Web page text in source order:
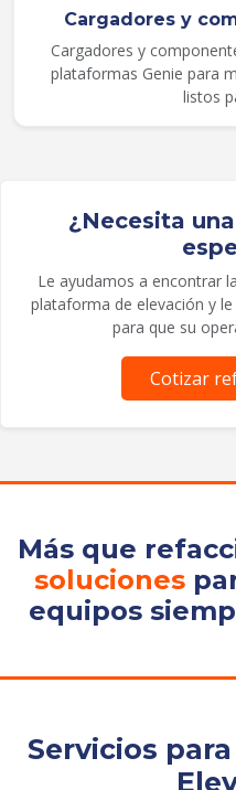
Cargadores y
Cargadores y
plataformas Genie para
listos
¿Necesita
Le ayudamos a encontrar
plataforma de elevación y
para que su
Cotizar
Más que
soluciones
equipos
Servicios